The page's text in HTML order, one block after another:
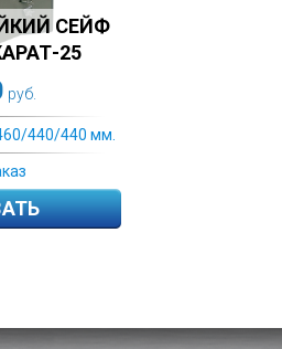
СЕЙФ
25
руб.
440/440 мм.